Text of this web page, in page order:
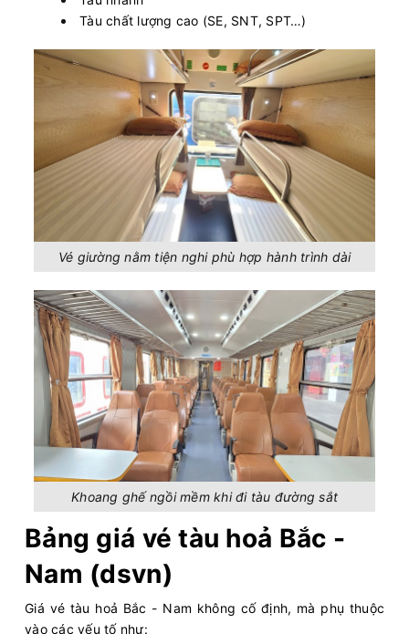
Tàu chất lượng cao (SE, SNT, SPT…)
Vé giường nằm tiện nghi phù hợp hành trình dài
Khoang ghế ngồi mềm khi đi tàu đường sắt
Bảng giá vé tàu hoả Bắc -
Nam (dsvn)
Giá vé tàu hoả Bắc - Nam không cố định, mà phụ thuộc
vào các yếu tố như: